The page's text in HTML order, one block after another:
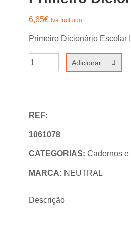
6,65€ Iva Incluido
Primeiro Dicionário Escolar
Quantidade
de
Escolar
Ilustrado
Ciclo
Adicionar
REF:
1061078
CATEGORIAS: Cadernos e
MARCA: NEUTRAL
Descrição